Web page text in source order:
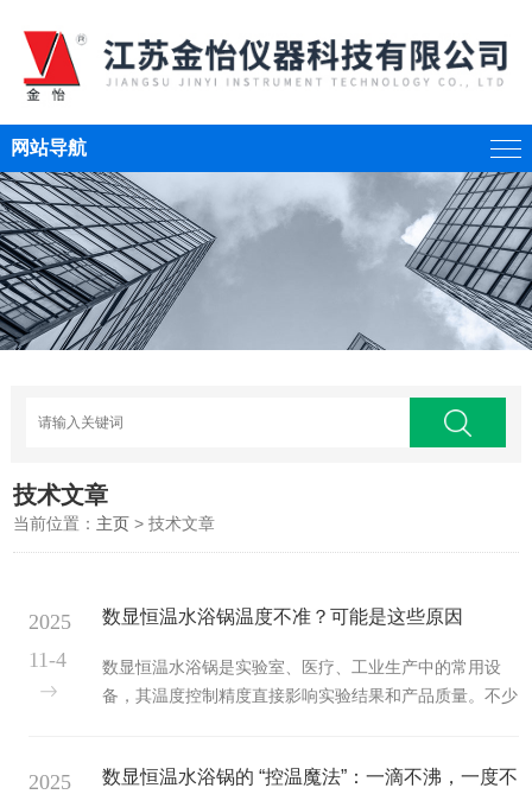
网站导航
技术文章
当前位置： 主页 > 技术文章
数显恒温水浴锅温度不准？可能是这些原因
数显恒温水浴锅是实验室、医疗、工业生产中的常用设
备，其温度控制精度直接影响实验结果和产品质量。不少
共同作用导致。本文将拆解六大核心原因，并提供针对性
2025
11-4
数显恒温水浴锅的 “控温魔法”：一滴不沸，一度不
2025